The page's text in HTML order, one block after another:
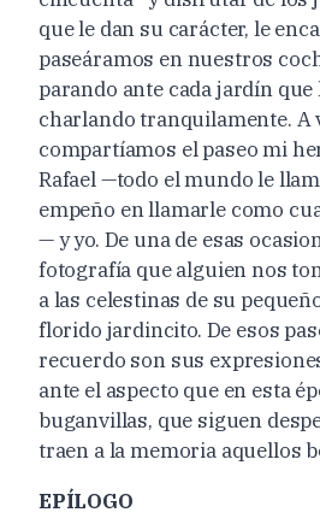
que le dan su carácter, le
paseáramos en nuestros
parando ante cada jardín que
charlando tranquilamente. A
compartíamos el paseo mi
Rafael —todo el mundo le
empeño en llamarle como
— y yo. De unade esas
fotografía que alguien nos
a las celestinas de su
florido jardincito. De esos
recuerdo son sus
ante el aspecto que en esta
buganvillas, que siguen
traen a lamemoria aquellos
EPÍLOGO